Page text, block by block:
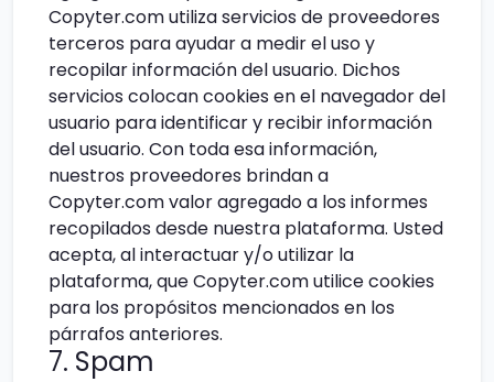
Copyter.com utiliza servicios de proveedores
terceros para ayudar a medir el uso y
recopilar información del usuario. Dichos
servicios colocan cookies en el navegador del
usuario para identificar y recibir información
del usuario. Con toda esa información,
nuestros proveedores brindan a
Copyter.com valor agregado a los informes
recopilados desde nuestra plataforma. Usted
acepta, al interactuar y/o utilizar la
plataforma, que Copyter.com utilice cookies
para los propósitos mencionados en los
párrafos anteriores.
7. Spam